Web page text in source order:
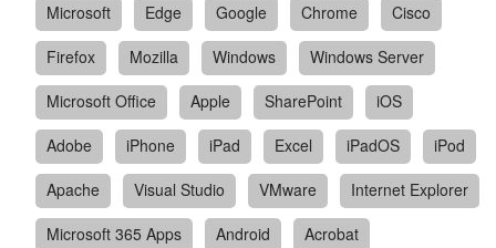
Microsoft Edge Google Chrome
Cisco
Firefox
Mozilla Windows
Windows Server
Microsoft Office
Apple SharePoint
iOS
Adobe
iPhone iPad Excel iPadOS
iPod
Apache
Visual Studio VMware
Internet Explorer
Microsoft 365 Apps
Android
Acrobat